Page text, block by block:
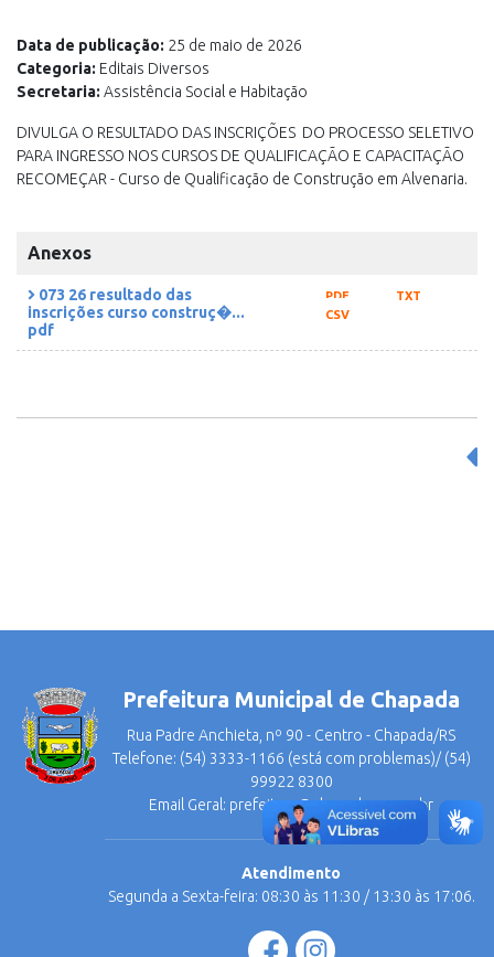
Data de publicação: 25 de maio de 2026
Categoria: Editais Diversos
Secretaria: Assistência Social e Habitação
DIVULGA O RESULTADO DAS INSCRIÇÕES DO PROCESSO SELETIVO
PARA INGRESSO NOS CURSOS DE QUALIFICAÇÃO E CAPACITAÇÃO
RECOMEÇAR - Curso de Qualificação de Construção em Alvenaria.
Anexos
073 26 resultado das
inscrições curso construç�...
pdf
PDF
TXT
CSV
Prefeitura Municipal de Chapada
Rua Padre Anchieta, nº 90 - Centro - Chapada/RS
Telefone: (54) 3333-1166 (está com problemas)/ (54)
99922 8300
Email Geral: prefeitura@chapada.rs.gov.br
Atendimento
Segunda a Sexta-feira: 08:30 às 11:30 / 13:30 às 17:06.